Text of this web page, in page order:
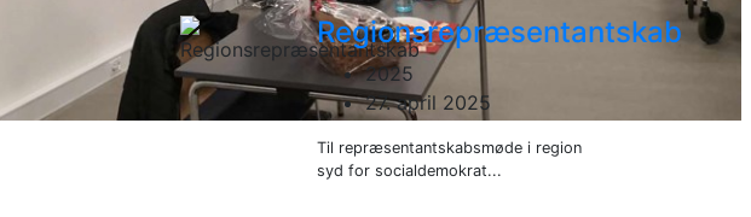
Regionsrepræsentantskab
2025
27. april 2025
Til repræsentantskabsmøde i region
syd for socialdemokrat...